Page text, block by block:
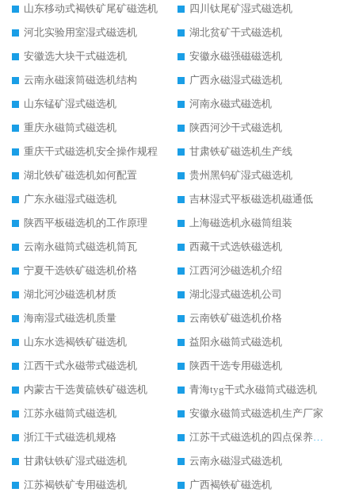
山东移动式褐铁矿尾矿磁选机
四川钛尾矿湿式磁选机
河北实验用室湿式磁选机
湖北贫矿干式磁选机
安徽选大块干式磁选机
安徽永磁强磁磁选机
云南永磁滚筒磁选机结构
广西永磁湿式磁选机
山东锰矿湿式磁选机
河南永磁式磁选机
重庆永磁筒式磁选机
陕西河沙干式磁选机
重庆干式磁选机安全操作规程
甘肃铁矿磁选机生产线
湖北铁矿磁选机如何配置
贵州黑钨矿湿式磁选机
广东永磁湿式磁选机
吉林湿式平板磁选机磁通低
陕西平板磁选机的工作原理
上海磁选机永磁筒组装
云南永磁筒式磁选机筒瓦
西藏干式选铁磁选机
宁夏干选铁矿磁选机价格
江西河沙磁选机介绍
湖北河沙磁选机材质
湖北湿式磁选机公司
海南湿式磁选机质量
云南铁矿磁选机价格
山东水选褐铁矿磁选机
益阳永磁筒式磁选机
江西干式永磁带式磁选机
陕西干选专用磁选机
内蒙古干选黄硫铁矿磁选机
青海tyg干式永磁筒式磁选机
江苏永磁筒式磁选机
安徽永磁筒式磁选机生产厂家
浙江干式磁选机规格
江苏干式磁选机的四点保养秘籍
甘肃钛铁矿湿式磁选机
云南永磁湿式磁选机
江苏褐铁矿专用磁选机
广西褐铁矿磁选机